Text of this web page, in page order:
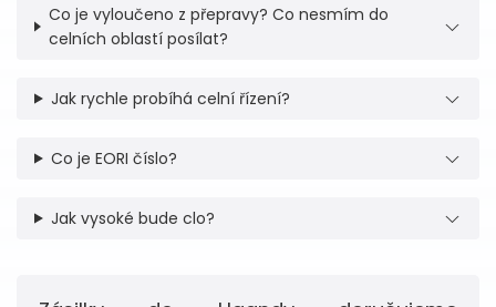
Co je vyloučeno z přepravy? Co nesmím do
celních oblastí posílat?
Jak rychle probíhá celní řízení?
Co je EORI číslo?
Jak vysoké bude clo?